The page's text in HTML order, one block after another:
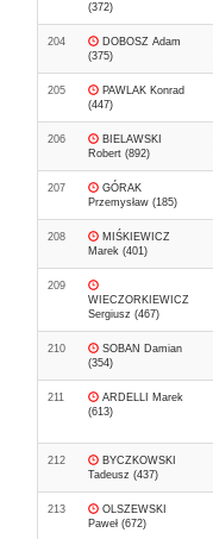
(372)
204
DOBOSZ Adam
(375)
205
PAWLAK Konrad
(447)
206
BIELAWSKI
Robert (892)
207
GÓRAK
Przemysław (185)
208
MIŚKIEWICZ
Marek (401)
209
WIECZORKIEWICZ
Sergiusz (467)
210
SOBAN Damian
(354)
211
ARDELLI Marek
(613)
212
BYCZKOWSKI
Tadeusz (437)
213
OLSZEWSKI
Paweł (672)